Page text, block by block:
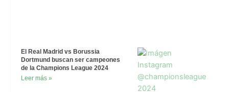
El Real Madrid vs Borussia
Dortmund buscan ser campeones
de la Champions League 2024
Leer más »